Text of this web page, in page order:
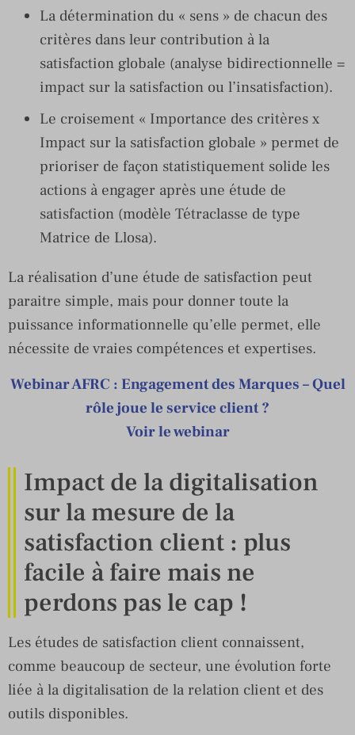
La détermination du « sens » de chacun des
critères dans leur contribution à la
satisfaction globale (analyse bidirectionnelle =
impact sur la satisfaction ou l’insatisfaction).
Le croisement « Importance des critères x
Impact sur la satisfaction globale » permet de
prioriser de façon statistiquement solide les
actions à engager après une étude de
satisfaction (modèle Tétraclasse de type
Matrice de Llosa).
La réalisation d’une étude de satisfaction peut
paraitre simple, mais pour donner toute la
puissance informationnelle qu’elle permet, elle
nécessite de vraies compétences et expertises.
Webinar AFRC : Engagement des Marques – Quel
rôle joue le service client ?
Voir le webinar
Impact de la digitalisation
sur la mesure de la
satisfaction client : plus
facile à faire mais ne
perdons pas le cap !
Les études de satisfaction client connaissent,
comme beaucoup de secteur, une évolution forte
liée à la digitalisation de la relation client et des
outils disponibles.